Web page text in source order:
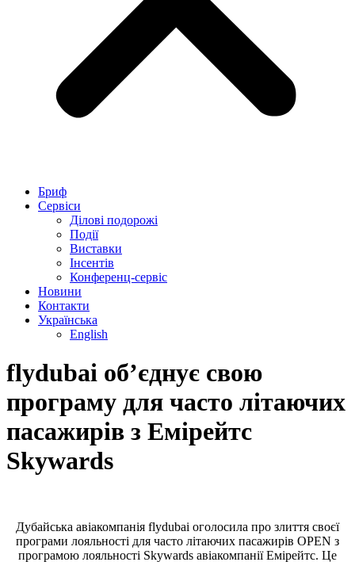
Бриф
Сервіси
Ділові подорожі
Події
Виставки
Інсентів
Конференц-сервіс
Новини
Контакти
Українська
English
flydubai об’єднує свою
програму для часто літаючих
пасажирів з Емірейтс
Skywards
Дубайська авіакомпанія flydubai оголосила про злиття своєї
програми лояльності для часто літаючих пасажирів OPEN з
програмою лояльності Skywards авіакомпанії Емірейтс. Це